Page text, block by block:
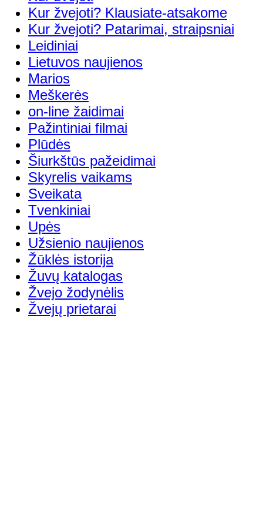
Kur žvejoti? Klausiate-atsakome
Kur žvejoti? Patarimai, straipsniai
Leidiniai
Lietuvos naujienos
Marios
Meškerės
on-line žaidimai
Pažintiniai filmai
Plūdės
Šiurkštūs pažeidimai
Skyrelis vaikams
Sveikata
Tvenkiniai
Upės
Užsienio naujienos
Žūklės istorija
Žuvų katalogas
Žvejo žodynėlis
Žvejų prietarai